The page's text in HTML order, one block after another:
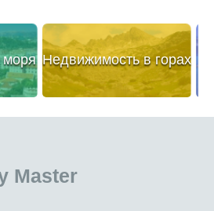
моря Недвижимость в горах
Master